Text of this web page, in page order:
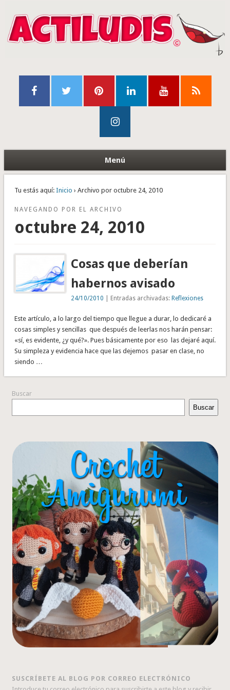
Menú
Tu estás aquí: Inicio › Archivo por octubre 24, 2010
NAVEGANDO POR EL ARCHIVO
octubre 24, 2010
Cosas que deberían
habernos avisado
24/10/2010 | Entradas archivadas:Reflexiones
Este artículo, a lo largo del tiempo que llegue a durar, lo dedicaré a
cosas simples y sencillas que después de leerlas nos harán pensar:
«sí, es evidente, ¿y qué?». Pues básicamente por eso las dejaré aquí.
Su simpleza y evidencia hace que las dejemos pasar en clase, no
siendo …
Buscar
Buscar
SUSCRÍBETE AL BLOG POR CORREO ELECTRÓNICO